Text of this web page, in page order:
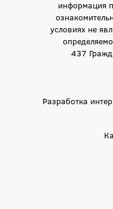
информация
условиях не
437
Разработка